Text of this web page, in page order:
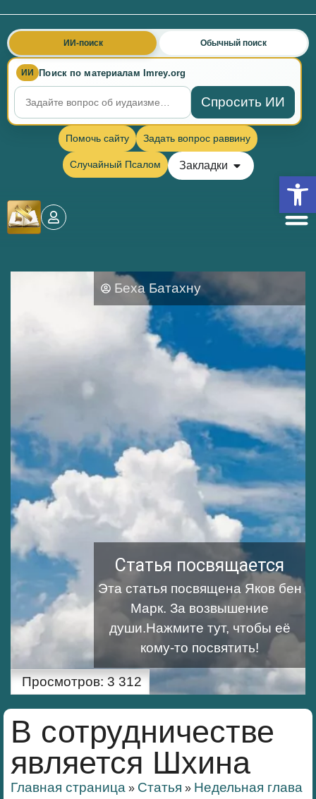
ИИ Поиск по материалам Imrey.org
Спросить ИИ
ИИ-поиск Обычный поиск
Помочь сайту Задать вопрос раввину
Случайный Псалом Закладки
Беха Батахну
Статья посвящается
Эта статья посвящена Яков бен
Марк. За возвышение
души.Нажмите тут, чтобы её
кому-то посвятить!
Просмотров: 3 312
В сотрудничестве
является Шхина
Главная страница » Статья » Недельная глава